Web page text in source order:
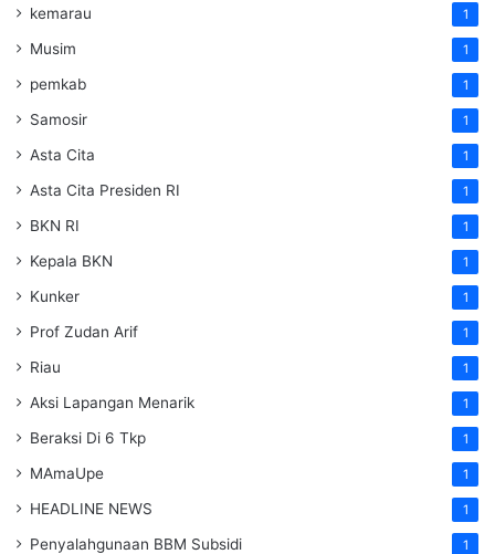
kemarau 1
Musim 1
pemkab 1
Samosir 1
Asta Cita 1
Asta Cita Presiden RI 1
BKN RI 1
Kepala BKN 1
Kunker 1
Prof Zudan Arif 1
Riau 1
Aksi Lapangan Menarik 1
Beraksi Di 6 Tkp 1
MAmaUpe 1
HEADLINE NEWS 1
Penyalahgunaan BBM Subsidi 1